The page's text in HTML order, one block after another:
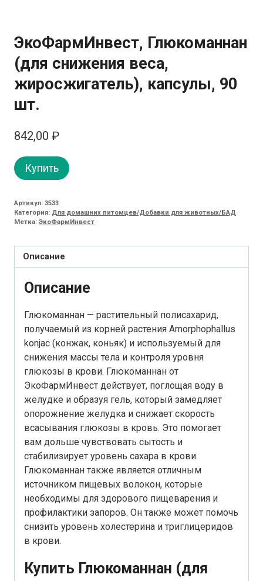
ЭкоФармИнвест, Глюкоманнан
(для снижения веса,
жиросжигатель), капсулы, 90
шт.
842,00 ₽
Купить
Артикул: 3533
Категория: Для домашних питомцев/Добавки для животных/БАД
Метка: ЭкоФармИнвест
Описание
Описание
Глюкоманнан — растительный полисахарид,
получаемый из корней растения Amorphophallus
konjac (конжак, коньяк) и используемый для
снижения массы тела и контроля уровня
глюкозы в крови. Глюкоманнан от
ЭкоФармИнвест действует, поглощая воду в
желудке и образуя гель, который замедляет
опорожнение желудка и снижает скорость
всасывания глюкозы в кровь. Это помогает
вам дольше чувствовать сытость и
стабилизирует уровень сахара в крови.
Глюкоманнан также является отличным
источником пищевых волокон, которые
необходимы для здорового пищеварения и
профилактики запоров. Он также может помочь
снизить уровень холестерина и триглицеридов
в крови.
Купить Глюкоманнан (для